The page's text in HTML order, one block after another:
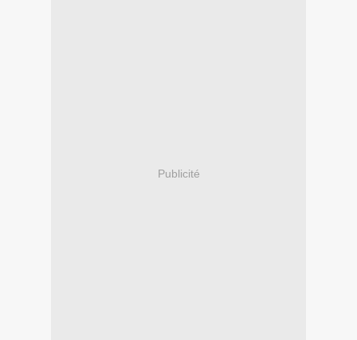
Publicité